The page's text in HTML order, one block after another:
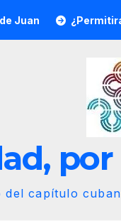
gobiernos
del capítulo